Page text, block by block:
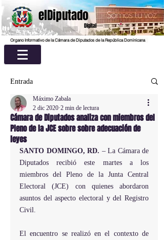
elDiputado
Digital
Organo Informativo de la Cámara de Diputados de la República Dominicana
Entrada
Cámara de Diputados analiza con miembros del
Pleno de la JCE sobre sobre adecuación de
leyes
Máximo Zabala
2 dic 2020 2 min de lectura
SANTO DOMINGO, RD. – La Cámara de
Diputados recibió este martes a los
miembros del Pleno de la Junta Central
Electoral (JCE) con quienes abordaron
asuntos del aspecto electoral y del Registro
Civil.
El encuentro se realizó en el contexto de